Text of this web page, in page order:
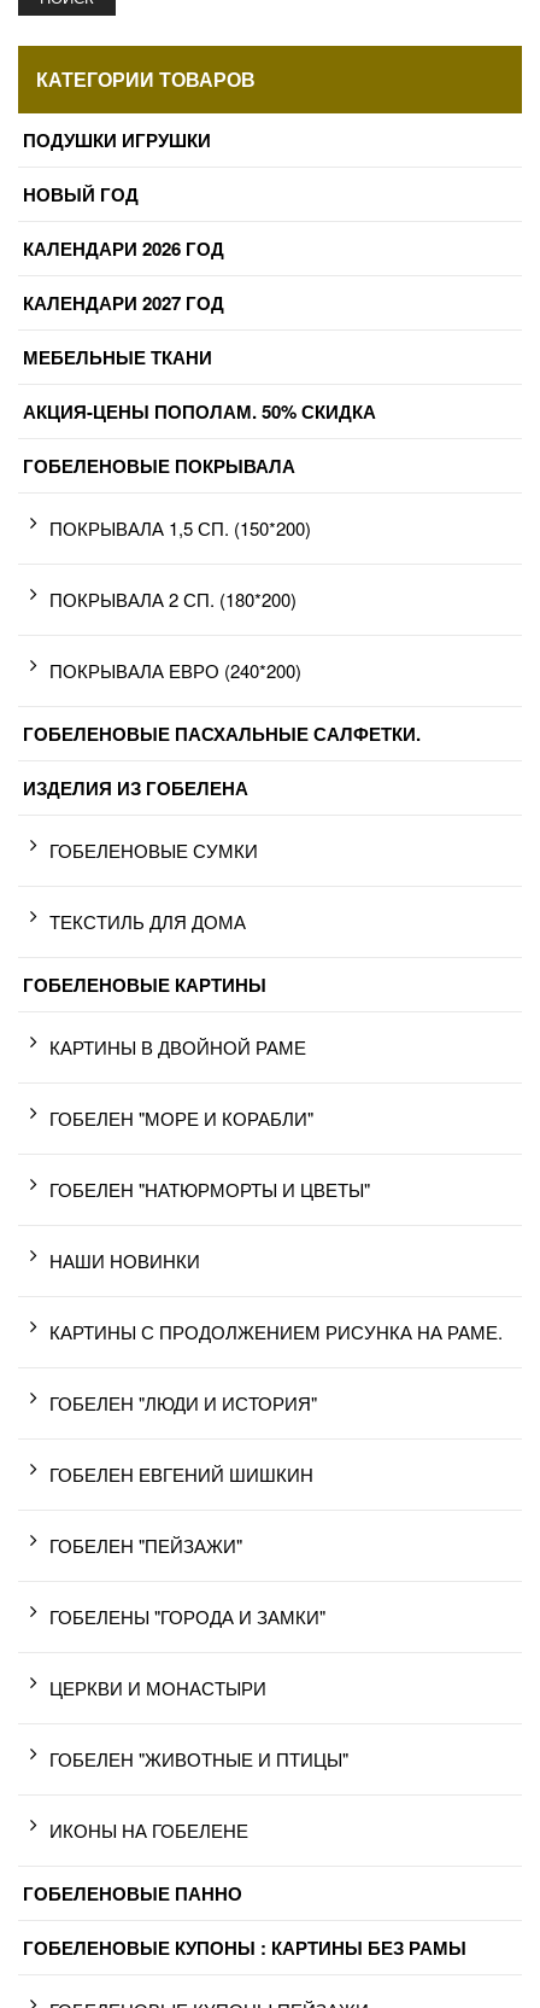
КАТЕГОРИИ ТОВАРОВ
ПОДУШКИ ИГРУШКИ
НОВЫЙ ГОД
КАЛЕНДАРИ 2026 ГОД
КАЛЕНДАРИ 2027 ГОД
МЕБЕЛЬНЫЕ ТКАНИ
АКЦИЯ-ЦЕНЫ ПОПОЛАМ. 50% СКИДКА
ГОБЕЛЕНОВЫЕ ПОКРЫВАЛА
ПОКРЫВАЛА 1,5 СП. (150*200)
ПОКРЫВАЛА 2 СП. (180*200)
ПОКРЫВАЛА ЕВРО (240*200)
ГОБЕЛЕНОВЫЕ ПАСХАЛЬНЫЕ САЛФЕТКИ.
ИЗДЕЛИЯ ИЗ ГОБЕЛЕНА
ГОБЕЛЕНОВЫЕ СУМКИ
ТЕКСТИЛЬ ДЛЯ ДОМА
ГОБЕЛЕНОВЫЕ КАРТИНЫ
КАРТИНЫ В ДВОЙНОЙ РАМЕ
ГОБЕЛЕН "МОРЕ И КОРАБЛИ"
ГОБЕЛЕН "НАТЮРМОРТЫ И ЦВЕТЫ"
НАШИ НОВИНКИ
КАРТИНЫ С ПРОДОЛЖЕНИЕМ РИСУНКА НА РАМЕ.
ГОБЕЛЕН "ЛЮДИ И ИСТОРИЯ"
ГОБЕЛЕН ЕВГЕНИЙ ШИШКИН
ГОБЕЛЕН "ПЕЙЗАЖИ"
ГОБЕЛЕНЫ "ГОРОДА И ЗАМКИ"
ЦЕРКВИ И МОНАСТЫРИ
ГОБЕЛЕН "ЖИВОТНЫЕ И ПТИЦЫ"
ИКОНЫ НА ГОБЕЛЕНЕ
ГОБЕЛЕНОВЫЕ ПАННО
ГОБЕЛЕНОВЫЕ КУПОНЫ : КАРТИНЫ БЕЗ РАМЫ